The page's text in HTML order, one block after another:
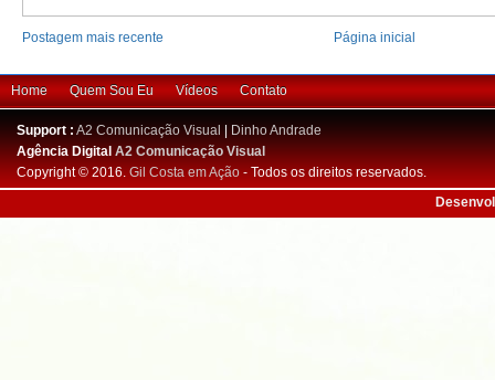
Postagem mais recente Página inicial
Home Quem Sou Eu Vídeos Contato
Support : A2 Comunicação Visual | Dinho Andrade
Agência DigitalA2 Comunicação Visual
Copyright © 2016. Gil Costa em Ação - Todos os direitos reservados.